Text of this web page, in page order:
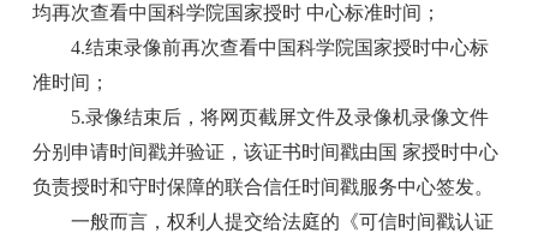
均再次查看中国科学院国家授时 中心标准时间；
4.结束录像前再次查看中国科学院国家授时中心标
准时间；
5.录像结束后，将网页截屏文件及录像机录像文件
分别申请时间戳并验证，该证书时间戳由国 家授时中心
负责授时和守时保障的联合信任时间戳服务中心签发。
一般而言，权利人提交给法庭的《可信时间戳认证